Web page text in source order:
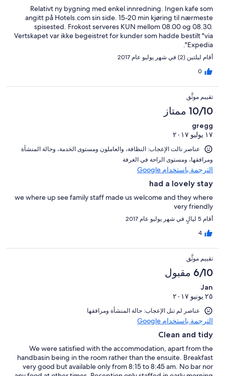
Relativt ny bygning med enkel innredning. Ingen kafe som
angitt på Hotels.com sin side. 15-20 min kjøring til nærmeste
spisested. Frokost serveres KUN mellom 08.00 og 08.30.
Vertskapet var ikke begeistret for kunder som hadde bestilt "via
Expedia".
أقام ليلتين (2) في شهر يوليو عام 2017
0
تقييم موثَّق
10/10 ممتاز
gregg
١٧ يوليو ٢٠١٧
عناصر نالت الإعجاب: ⁦النظافة⁩، و⁦العاملون ومستوى الخدمة⁩، و⁦حالة المنشأة
ومرافقها⁩، و⁦مستوى الراحة في الغرفة⁩
الترجمة باستخدام Google
had a lovely stay
we where up see family staff made us welcome and they where
very friendly
أقام 5 ليالٍ في شهر يوليو عام 2017
4
تقييم موثَّق
6/10 مقبول
Jan
٢٥ يونيو ٢٠١٧
عناصر لم تنل الإعجاب: حالة المنشأة ومرافقها
الترجمة باستخدام Google
Clean and tidy
We were satisfied with the accommodation, apart from the
handbasin being in the room rather than the ensuite. Breakfast
very good but available only from 8:15 to 8:45 am. No bar nor